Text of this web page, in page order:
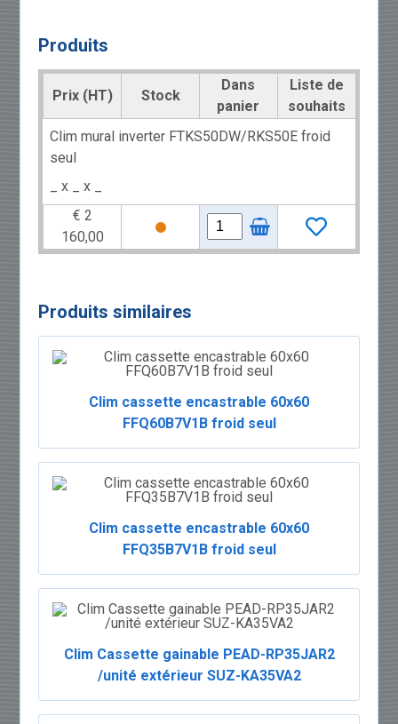
Produits
Prix (HT) Stock
Dans
panier
Liste de
souhaits
Clim mural inverter FTKS50DW/RKS50E froid
seul
_ x _ x _
€ 2
160,00
Produits similaires
Clim cassette encastrable 60x60
FFQ60B7V1B froid seul
Clim cassette encastrable 60x60
FFQ35B7V1B froid seul
Clim Cassette gainable PEAD-RP35JAR2
/unité extérieur SUZ-KA35VA2